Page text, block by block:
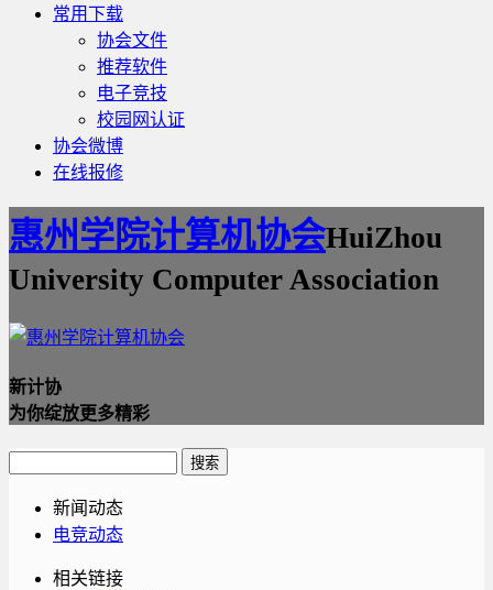
常用下载
协会文件
推荐软件
电子竞技
校园网认证
协会微博
在线报修
惠州学院计算机协会HuiZhou
University Computer Association
新计协
为你绽放更多精彩
新闻动态
电竞动态
相关链接